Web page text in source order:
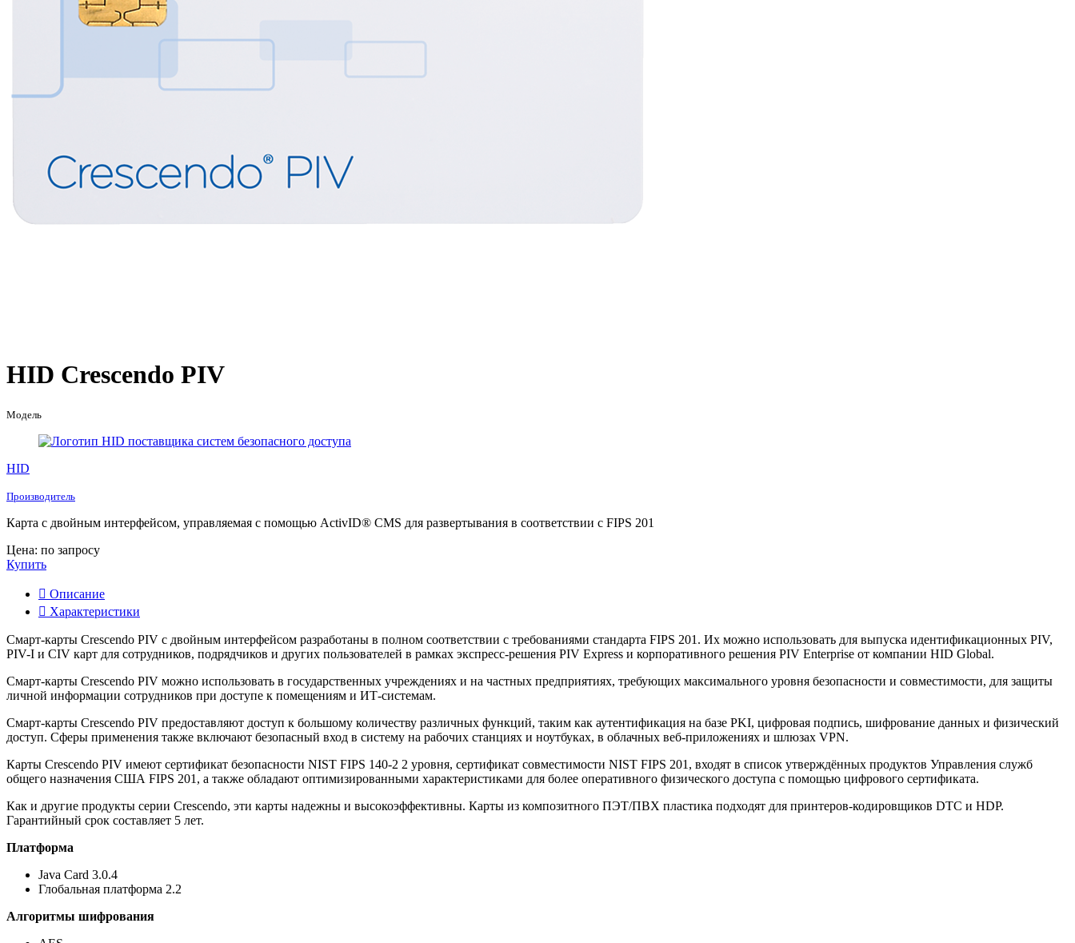
HID Crescendo PIV
Модель
HID
Производитель
Карта с двойным интерфейсом, управляемая с помощью ActivID® CMS для развертывания в соответствии с FIPS 201
Цена: по запросу
Купить
Описание
Характеристики
Смарт-карты Crescendo PIV с двойным интерфейсом разработаны в полном соответствии с требованиями стандарта FIPS 201. Их можно использовать для выпуска идентификационных PIV,
PIV-I и CIV карт для сотрудников, подрядчиков и других пользователей в рамках экспресс-решения PIV Express и корпоративного решения PIV Enterprise от компании HID Global.
Смарт-карты Crescendo PIV можно использовать в государственных учреждениях и на частных предприятиях, требующих максимального уровня безопасности и совместимости, для защиты
личной информации сотрудников при доступе к помещениям и ИТ-системам.
Смарт-карты Crescendo PIV предоставляют доступ к большому количеству различных функций, таким как аутентификация на базе PKI, цифровая подпись, шифрование данных и физический
доступ. Сферы применения также включают безопасный вход в систему на рабочих станциях и ноутбуках, в облачных веб-приложениях и шлюзах VPN.
Карты Crescendo PIV имеют сертификат безопасности NIST FIPS 140-2 2 уровня, сертификат совместимости NIST FIPS 201, входят в список утверждённых продуктов Управления служб
общего назначения США FIPS 201, а также обладают оптимизированными характеристиками для более оперативного физического доступа с помощью цифрового сертификата.
Как и другие продукты серии Crescendo, эти карты надежны и высокоэффективны. Карты из композитного ПЭТ/ПВХ пластика подходят для принтеров-кодировщиков DTC и HDP.
Гарантийный срок составляет 5 лет.
Платформа
Java Card 3.0.4
Глобальная платформа 2.2
Алгоритмы шифрования